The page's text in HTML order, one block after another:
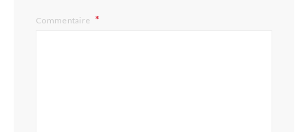
Commentaire